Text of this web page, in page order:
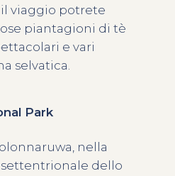
viaggio potrete
piantagioni di tè
e vari
selvatica.
Park
nella
dello